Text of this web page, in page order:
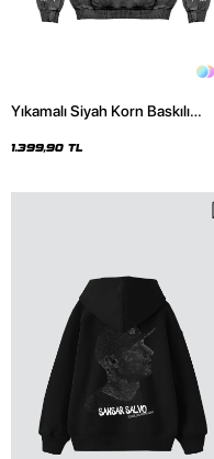
Yıkamalı Siyah Korn Baskılı
1.399,90 TL